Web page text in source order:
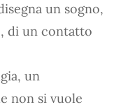
un sogno,
di un contatto
un
non si vuole